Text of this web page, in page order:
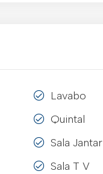
Lavabo
Quintal
Sala Jantar
Sala T V